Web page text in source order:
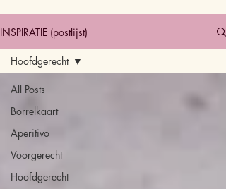
INSPIRATIE (postlijst)
All Posts
Borrelkaart
Aperitivo
Voorgerecht
Hoofdgerecht
Hoofdgerecht